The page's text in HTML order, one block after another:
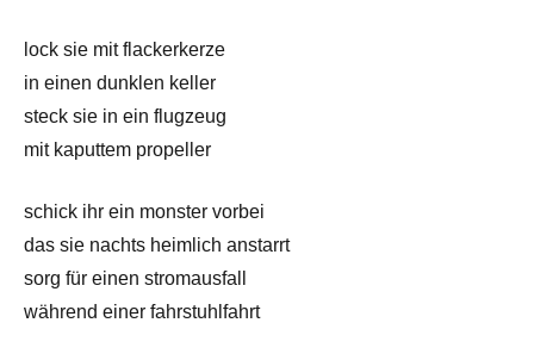
lock sie mit flackerkerze
in einen dunklen keller
steck sie in ein flugzeug
mit kaputtem propeller
schick ihr ein monster vorbei
das sie nachts heimlich anstarrt
sorg für einen stromausfall
während einer fahrstuhlfahrt